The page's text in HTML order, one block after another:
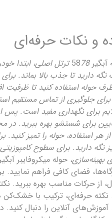
و نکات حرفه‌ای
58
78 ترتل اصلی،
دارید تا جذب بالا بماند.
طرف حوله استفاده کنید تا
جلوگیری از تماس مستقیم
برای نگهداری مفید است. پس
برای شستشو بهره ببرید. در
استفاده، حوله را تمیز کنید.
نگه دارید. برای سطوح
فضای کافی فراهم
از حرکات مناسب بهره ببرید.
نکته حرفه‌ای، ترکیب با خشک‌کن
آموزش‌های آنلاین را دنبال